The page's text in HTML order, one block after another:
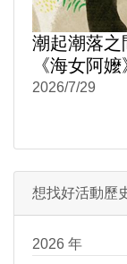
潮起潮落之
《海女阿嬤
2026/7/29
想找好活動歷
2026 年